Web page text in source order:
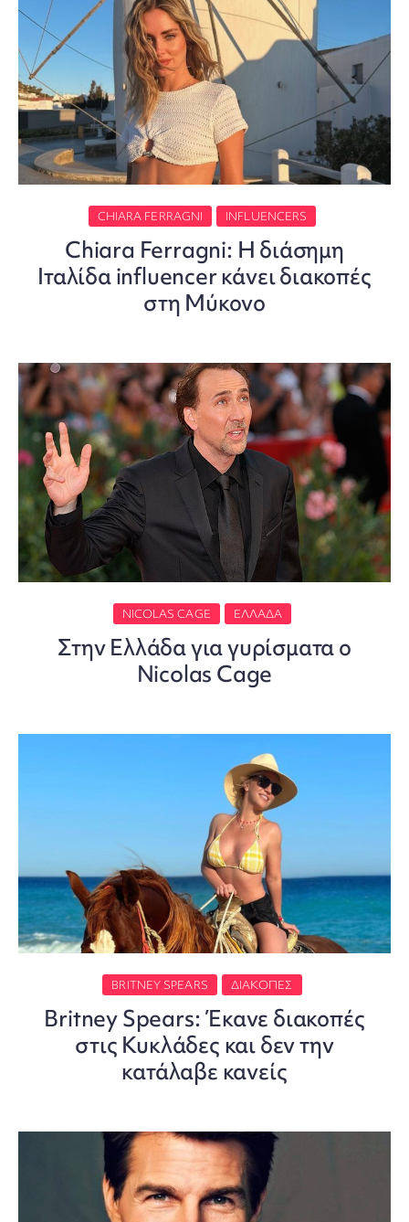
CHIARA FERRAGNI INFLUENCERS
Chiara Ferragni: Η διάσημη
Ιταλίδα influencer κάνει διακοπές
στη Μύκονο
NICOLAS CAGE ΕΛΛΆΔΑ
Στην Ελλάδα για γυρίσματα ο
Nicolas Cage
BRITNEY SPEARS ΔΙΑΚΟΠΈΣ
Britney Spears: Έκανε διακοπές
στις Κυκλάδες και δεν την
κατάλαβε κανείς